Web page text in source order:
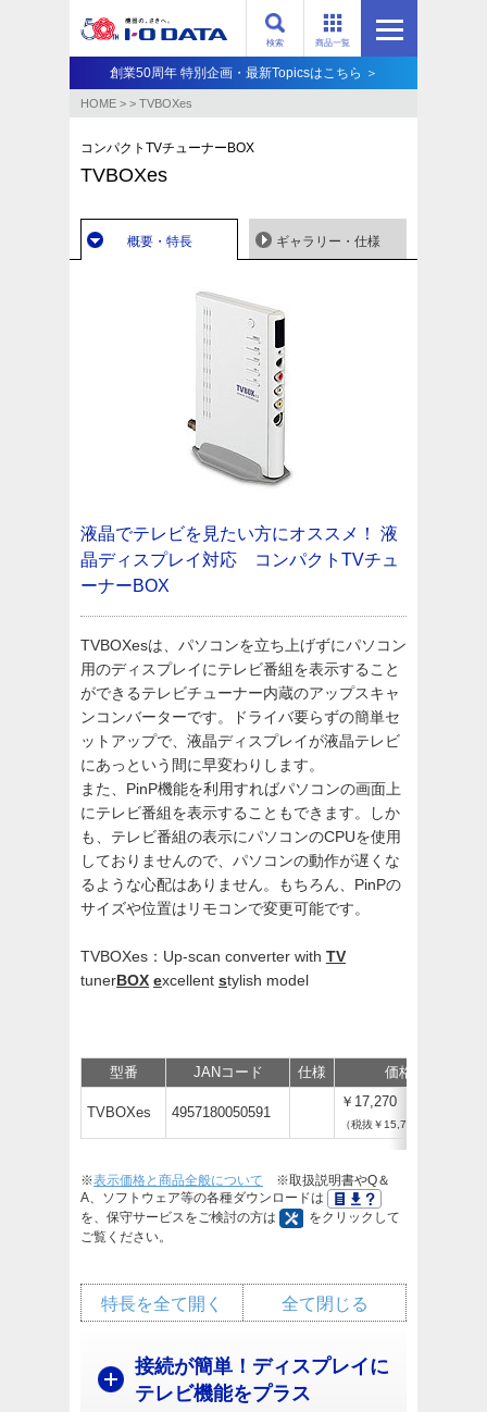
商品一覧
検索
創業50周年 特別企画・最新Topicsはこちら ＞
HOME > > TVBOXes
コンパクトTVチューナーBOX
TVBOXes
概要・特長 ギャラリー・仕様
液晶でテレビを見たい方にオススメ！
液
晶ディスプレイ対応 コンパクトTVチュ
ーナーBOX
TVBOXesは、パソコンを立ち上げずにパソコン
用のディスプレイにテレビ番組を表示すること
ができるテレビチューナー内蔵のアップスキャ
ンコンバーターです。ドライバ要らずの簡単セ
ットアップで、液晶ディスプレイが液晶テレビ
にあっという間に早変わりします。
また、PinP機能を利用すればパソコンの画面上
にテレビ番組を表示することもできます。しか
も、テレビ番組の表示にパソコンのCPUを使用
しておりませんので、パソコンの動作が遅くな
るような心配はありません。もちろん、PinPの
サイズや位置はリモコンで変更可能です。
TVBOXes：Up-scan converter with TV
tunerBOX excellent stylish model
型番 JANコード 仕様 価格
TVBOXes 4957180050591
￥17,270
（税抜￥15,700）
※表示価格と商品全般について ※取扱説明書やQ＆
A、ソフトウェア等の各種ダウンロードは
を、保守サービスをご検討の方は
をクリックして
ご覧ください。
全て閉じる
特長を全て開く
接続が簡単！ディスプレイに
テレビ機能をプラス